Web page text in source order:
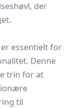
der
essentielt for
Denne
trin for at
til